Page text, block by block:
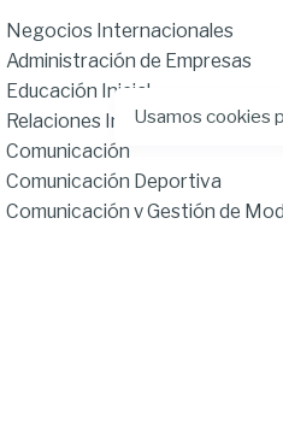
Negocios Internacionales
Administración de Empresas
Educación Inicial
Relaciones Internacionales
Comunicación
Comunicación Deportiva
Comunicación y Gestión de
Usamos cookies